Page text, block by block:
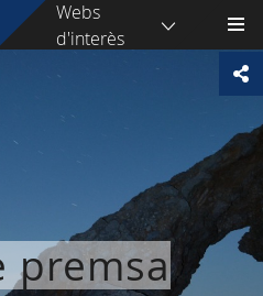
Webs
d'interès
premsa